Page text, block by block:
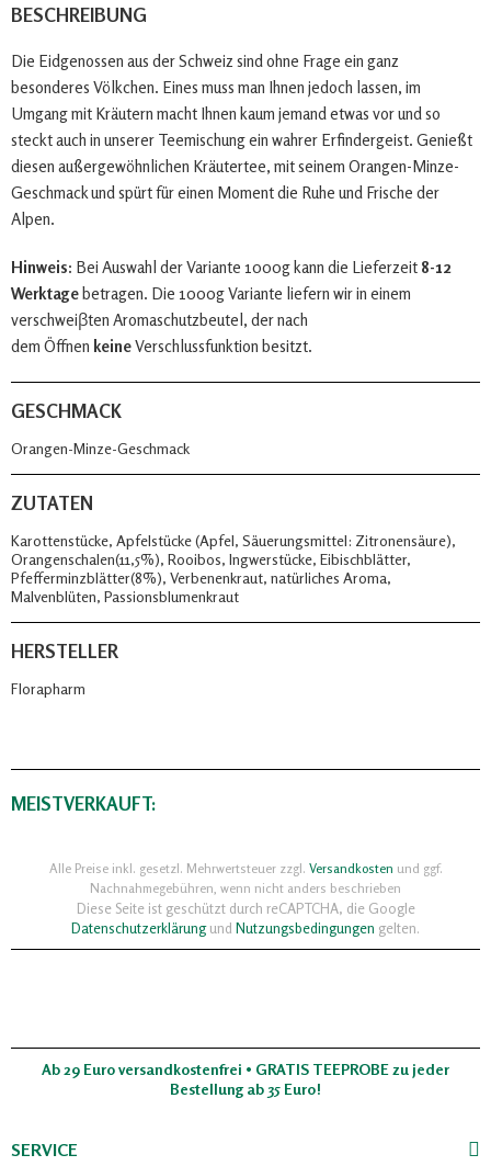
BESCHREIBUNG
Die Eidgenossen aus der Schweiz sind ohne Frage ein ganz
besonderes Völkchen. Eines muss man Ihnen jedoch lassen, im
Umgang mit Kräutern macht Ihnen kaum jemand etwas vor und so
steckt auch in unserer Teemischung ein wahrer Erfindergeist. Genießt
diesen außergewöhnlichen Kräutertee, mit seinem Orangen-Minze-
Geschmack und spürt für einen Moment die Ruhe und Frische der
Alpen.
Hinweis: Bei Auswahl der Variante 1000g kann die Lieferzeit 8-12
Werktagebetragen. Die 1000g Variante liefern wir in einem
verschweiβten Aromaschutzbeutel, der nach
dem Öffnen keineVerschlussfunktion besitzt.
GESCHMACK
Orangen-Minze-Geschmack
ZUTATEN
Karottenstücke, Apfelstücke (Apfel, Säuerungsmittel: Zitronensäure),
Orangenschalen(11,5%), Rooibos, Ingwerstücke, Eibischblätter,
Pfefferminzblätter(8%), Verbenenkraut, natürliches Aroma,
Malvenblüten, Passionsblumenkraut
HERSTELLER
Florapharm
MEISTVERKAUFT:
Alle Preise inkl. gesetzl. Mehrwertsteuer zzgl. Versandkosten und ggf.
Nachnahmegebühren, wenn nicht anders beschrieben
Diese Seite ist geschützt durch reCAPTCHA, die Google
Datenschutzerklärungund Nutzungsbedingungen gelten.
Ab 29 Euro versandkostenfrei • GRATIS TEEPROBE zu jeder
Bestellung ab 35 Euro!
SERVICE